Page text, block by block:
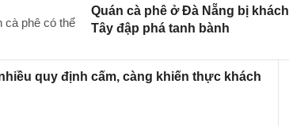
cà phê có thể
Quán cà phê ở Đà Nẵng bị khách
Tây đập phá tanh bành
quy định cấm, càng khiến thực khách